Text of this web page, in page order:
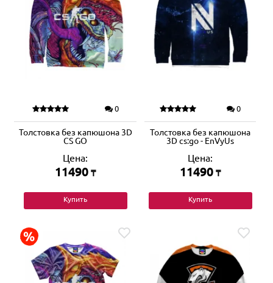
0
Толстовка без капюшона 3D
CS GO
Цена:
11490 ₸
Купить
0
Толстовка без капюшона
3D cs:go - EnVyUs
Цена:
11490 ₸
Купить